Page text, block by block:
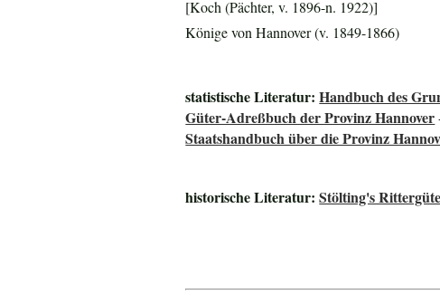
[Koch (Pächter, v. 1896-n. 1922)]
Könige von Hannover (v. 1849-1866)
statistische Literatur:Handbuch des
Güter-Adreßbuch der Provinz Hannover
Staatshandbuch über die Provinz
historische Literatur:Stölting's